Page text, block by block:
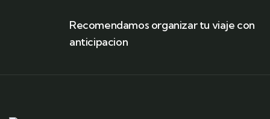
Recomendamos organizar tu viaje con
anticipacion